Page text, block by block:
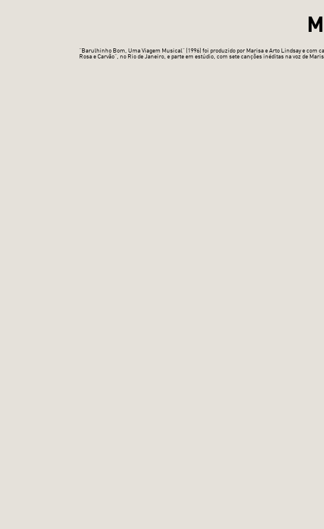
“Barulhinho Bom, Uma Viagem Musical” (1996) foi produzido por Marisa e Arto Lindsay e
Rosa e Carvão”, no Rio de Janeiro, e parte em estúdio, com sete canções inéditas na voz de